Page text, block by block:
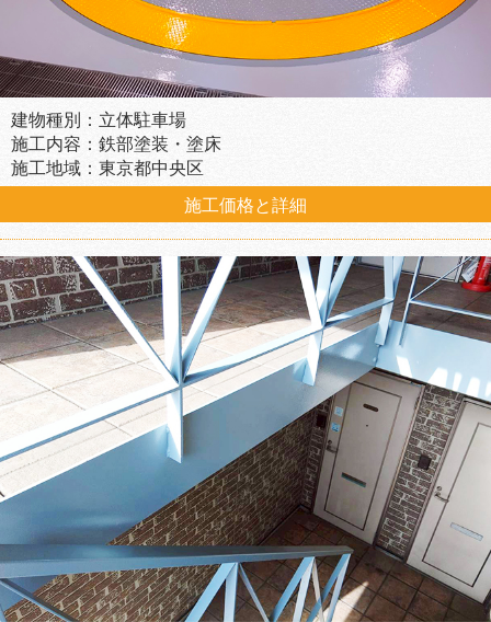
建物種別：立体駐車場
施工内容：鉄部塗装・塗床
施工地域：東京都中央区
施工価格と詳細